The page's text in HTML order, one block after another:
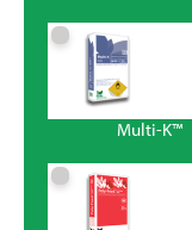
Multi-K™